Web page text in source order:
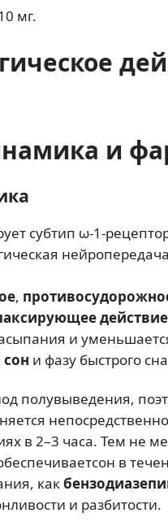
мг.
и
субтип ω-1-
,
действие
и
и фазу быстрого
полувыведения,
в 2–3 часа. Тем не
в
как
и разбитости.